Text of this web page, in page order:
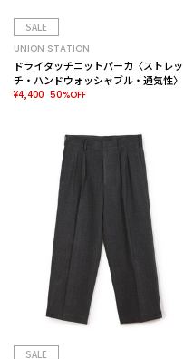
SALE
UNION STATION
ドライタッチニットパーカ〈ストレッ
チ・ハンドウォッシャブル・通気性〉
¥4,400 50%OFF
SALE